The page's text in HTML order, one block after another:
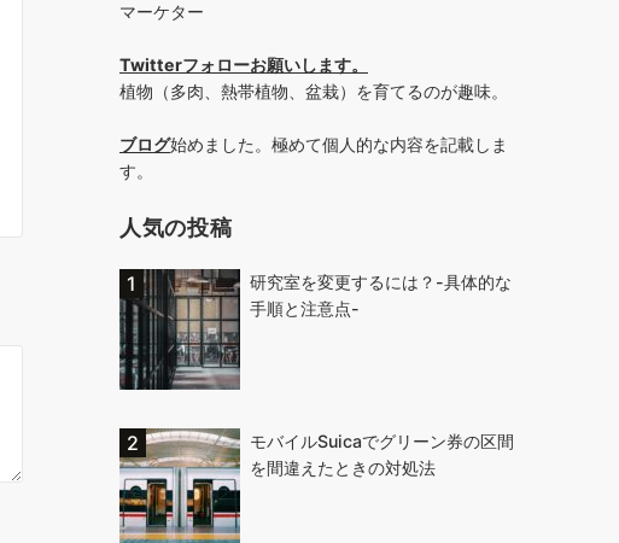
マーケター
Twitterフォローお願いします。
植物（多肉、熱帯植物、盆栽）を育てるのが趣味。
ブログ始めました。極めて個人的な内容を記載しま
す。
人気の投稿
研究室を変更するには？-具体的な
手順と注意点-
モバイルSuicaでグリーン券の区間
を間違えたときの対処法